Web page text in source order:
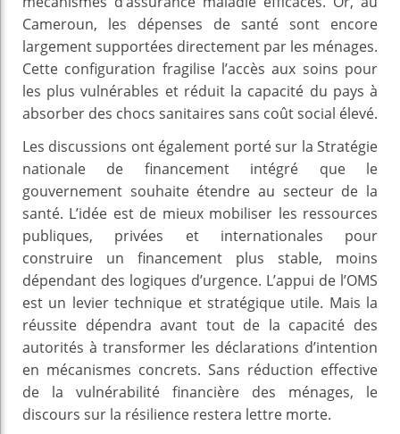
Cameroun, les dépenses de santé sont encore
largement supportées directement par les ménages.
Cette configuration fragilise l’accès aux soins pour
les plus vulnérables et réduit la capacité du pays à
absorber des chocs sanitaires sans coût social élevé.
Les discussions ont également porté sur la Stratégie
nationale de financement intégré que le
gouvernement souhaite étendre au secteur de la
santé. L’idée est de mieux mobiliser les ressources
publiques, privées et internationales pour
construire un financement plus stable, moins
dépendant des logiques d’urgence. L’appui de l’OMS
est un levier technique et stratégique utile. Mais la
réussite dépendra avant tout de la capacité des
autorités à transformer les déclarations d’intention
en mécanismes concrets. Sans réduction effective
de la vulnérabilité financière des ménages, le
discours sur la résilience restera lettre morte.